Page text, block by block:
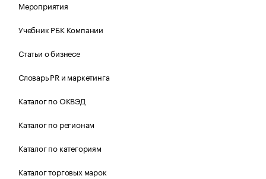
Мероприятия
Учебник РБК Компании
Статьи о бизнесе
Словарь PR и маркетинга
Каталог по ОКВЭД
Каталог по регионам
Каталог по категориям
Каталог торговых марок